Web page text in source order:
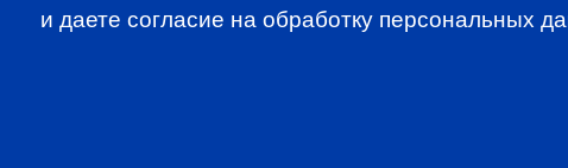
и даете согласие на обработку персональных